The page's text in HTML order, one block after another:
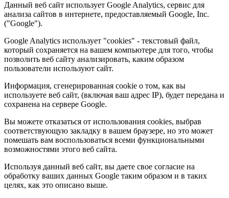
Данный веб сайт использует Google Analytics, сервис для
анализа сайтов в интернете, предоставляемый Google, Inc.
("Google").
Google Analytics использует "cookies" - текстовый файл,
который сохраняется на вашем компьютере для того, чтобы
позволить веб сайту анализировать, каким образом
пользователи используют сайт.
Информация, сгенерированная cookie о том, как вы
используете веб сайт, (включая ваш адрес IP), будет передана и
сохранена на сервере Google.
Вы можете отказаться от использования cookies, выбрав
соответствующую закладку в вашем браузере, но это может
помешать вам воспользоваться всеми функциональными
возможностями этого веб сайта.
Используя данный веб сайт, вы даете свое согласие на
обработку ваших данных Google таким образом и в таких
целях, как это описано выше.